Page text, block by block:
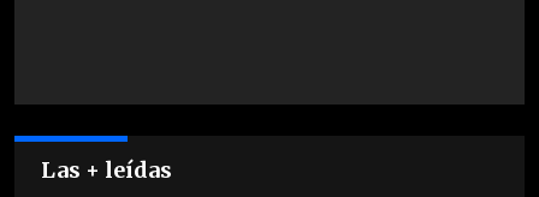
Las + leídas